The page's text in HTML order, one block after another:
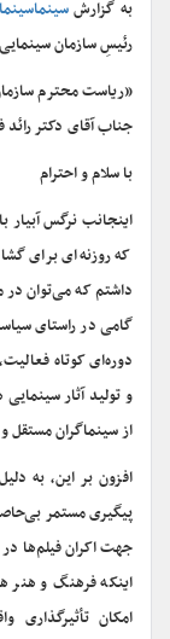
به گزارشسینماسینما
رئیسِ سازمان
«ریاست محترم
جناب آقای دکتر رائد
با سلام و احترام
اینجانب نرگس آبیار
که روزنه‌ای برای
داشتم که می‌توان در
گامی در راستای
دوره‌ای کوتاه
و تولید آثار
از سینماگران
افزون بر این، به
پیگیری مستمر
جهت اکران فیلم‌ها
اینکه فرهنگ و
امکان